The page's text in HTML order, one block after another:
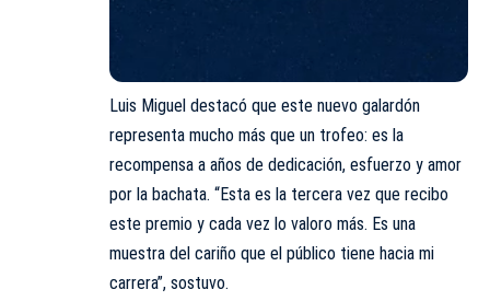
Luis Miguel destacó que este nuevo galardón
representa mucho más que un trofeo: es la
recompensa a años de dedicación, esfuerzo y amor
por la bachata. “Esta es la tercera vez que recibo
este premio y cada vez lo valoro más. Es una
muestra del cariño que el público tiene hacia mi
carrera”, sostuvo.